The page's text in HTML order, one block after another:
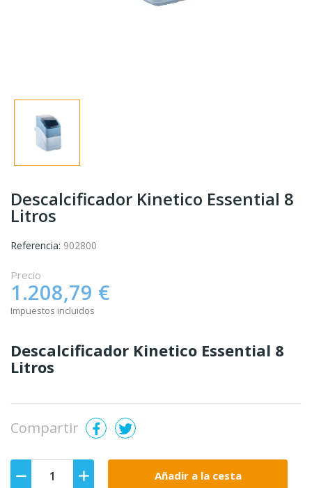
Descalcificador Kinetico Essential 8
Litros
Referencia: 902800
Precio
1.208,79 €
Impuestos incluidos
Descalcificador Kinetico Essential 8
Litros
Compartir
Añadir a la cesta